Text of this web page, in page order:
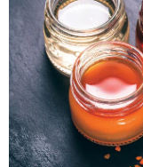
შეიცავო დიდი
გააჩენსო
მოვამზადო
მაინტერესებს
ერთი სუფრის
ჩავყარო ცოტა
ავადუღო, ცოტა
საღამოს ვახშამზე
არის ანთების
დამამშვიდებელი(